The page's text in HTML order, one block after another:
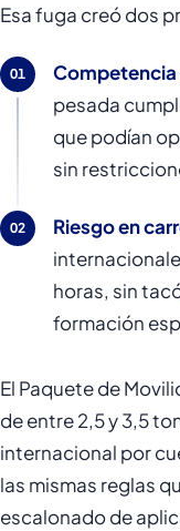
Esa fuga creó dos
Competencia
pesada
que podían
sin
Riesgo en
horas, sin
formación
El Paquete de
de entre 2,5 y 3,5
internacional por
las mismas reglas
escalonado de